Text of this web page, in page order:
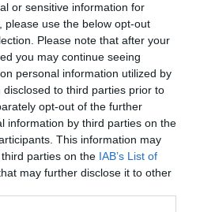
or sensitive information for
please use the below opt-out
Please note that after your
you may continue seeing
personal information utilized by
to third parties prior to
opt-out of the further
information by third parties on the
This information may
parties on the IAB’s List of
may further disclose it to other
capcana PSD. Năucit de
ambasadei la evenimentul
Bologan, responsabil cu
românească, a
nu se urce pe scenă şi să
ȋn numele ambasadorului.
cu mulţi şefi, dar fără